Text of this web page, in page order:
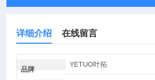
详细介绍 在线留言
品牌
YETUO叶拓